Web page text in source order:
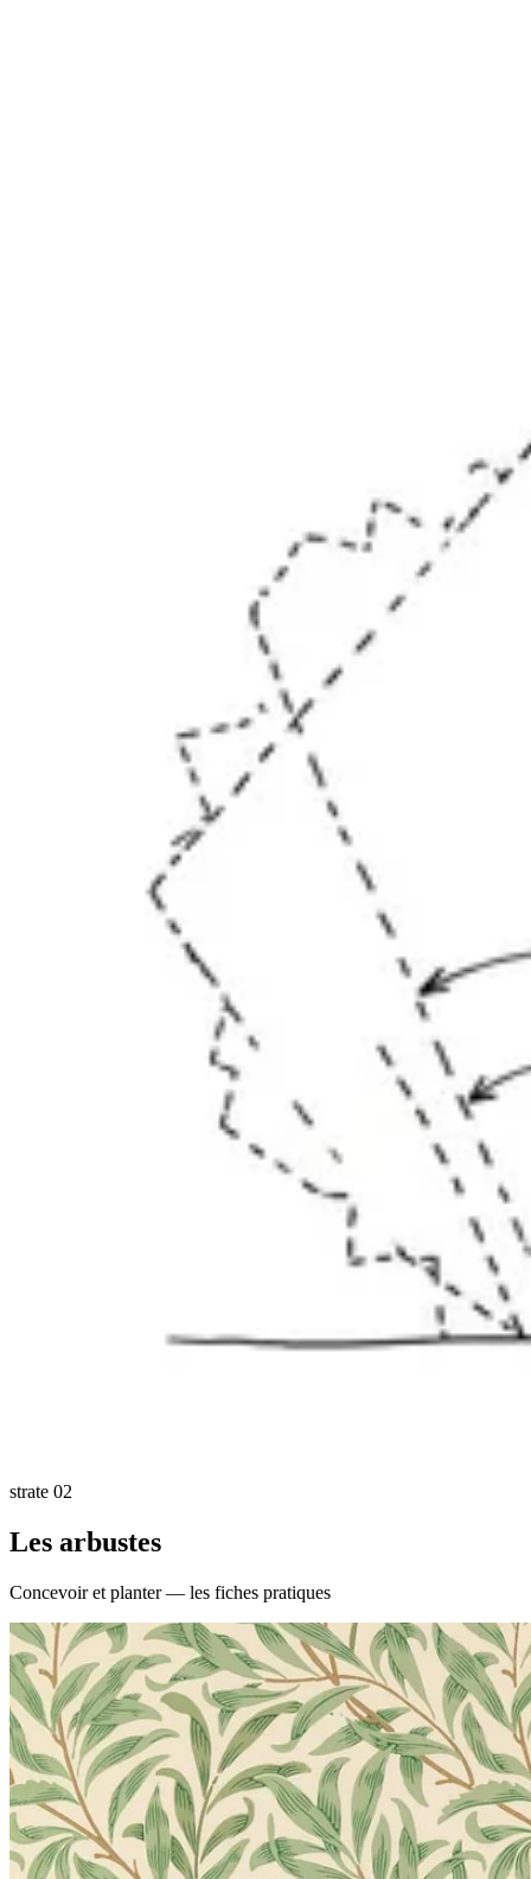
strate 02
Les arbustes
Concevoir et planter — les fiches pratiques